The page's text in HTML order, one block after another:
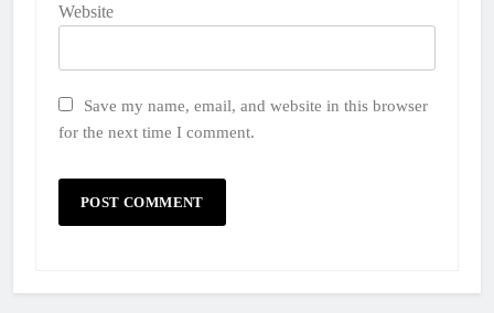
Website
Save my name, email, and website in this browser
for the next time I comment.